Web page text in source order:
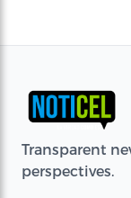
Transparent
perspectives.